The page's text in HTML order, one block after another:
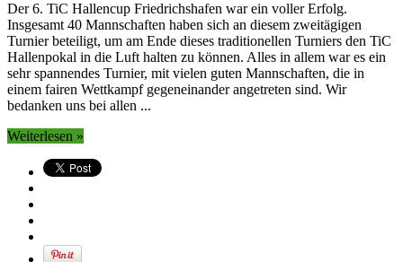
Der 6. TiC Hallencup Friedrichshafen war ein voller Erfolg.
Insgesamt 40 Mannschaften haben sich an diesem zweitägigen
Turnier beteiligt, um am Ende dieses traditionellen Turniers den TiC
Hallenpokal in die Luft halten zu können. Alles in allem war es ein
sehr spannendes Turnier, mit vielen guten Mannschaften, die in
einem fairen Wettkampf gegeneinander angetreten sind. Wir
bedanken uns bei allen ...
Weiterlesen »